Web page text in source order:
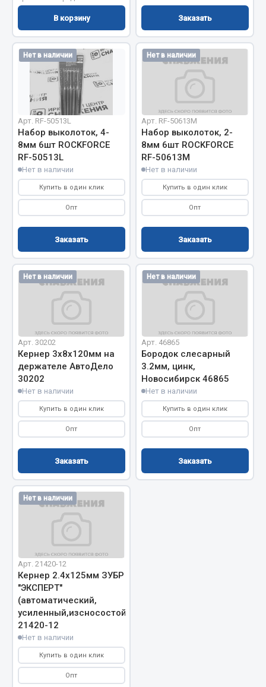
Весь раздел
Автомобильная электрика
Автолампы
Блоки реле и предохранителей
Вилки нагрузочные
Выключатели и переключатели клавишные
Выключатели кнопочные
Выключатель массы
Изолента
Показать ещё
Весь раздел
Запчасти на полуприцепы
Весь раздел
Запчасти КамАЗ
Двигатель
Система питания
Система выпуска газа
Система охлаждения
Сцепление
Коробка передач
Коробка передач ZF
Запчасти МАЗ
Система питания
Подвеска
Тормозная система
Двери
Окно ветровое
В корзину Заказать
Нет в наличии
Арт. RF-50513L
Набор выколоток, 4-
8мм 6шт ROCKFORCE
RF-50513L
Нет в наличии
Купить в один клик
Опт
Заказать
Нет в наличии
Арт. RF-50613M
Набор выколоток, 2-
8мм 6шт ROCKFORCE
RF-50613M
Нет в наличии
Купить в один клик
Опт
Заказать
Нет в наличии
Арт. 30202
Кернер 3х8х120мм на
держателе АвтоДело
30202
Нет в наличии
Купить в один клик
Опт
Заказать
Нет в наличии
Арт. 46865
Бородок слесарный
3.2мм, цинк,
Новосибирск 46865
Нет в наличии
Купить в один клик
Опт
Заказать
Нет в наличии
Арт. 21420-12
Кернер 2.4х125мм ЗУБР
"ЭКСПЕРТ"
(автоматический,
усиленный,изсносостойкий)
21420-12
Нет в наличии
Купить в один клик
Опт